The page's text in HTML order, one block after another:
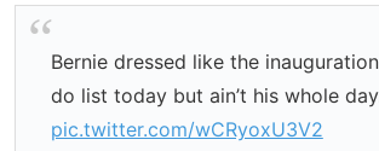
Bernie dressed like the
do list today but ain’t his whole
pic.twitter.com/wCRyoxU3V2